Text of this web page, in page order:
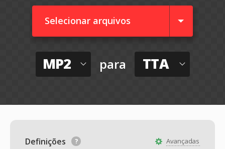
Selecionar arquivos
MP2 para TTA
Avançadas
Definições